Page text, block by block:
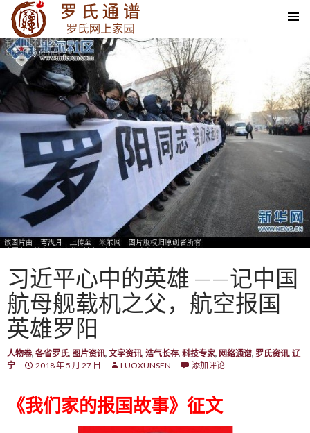
SKIP TO CONTENT
习近平心中的英雄 ——记中国
航母舰载机之父，航空报国
英雄罗阳
人物卷, 各省罗氏, 图片资讯, 文字资讯, 浩气长存, 科技专家, 网络通谱, 罗氏资讯, 辽
宁
2018 年 5 月 27 日 LUOXUNSEN 添加评论
《我们家的报国故事》征文